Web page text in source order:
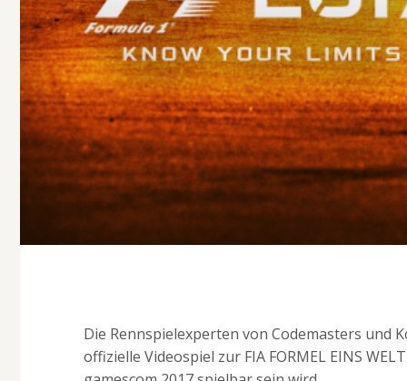
Die Rennspielexperten von Codemasters und
offizielle Videospiel zur FIA FORMEL EINS